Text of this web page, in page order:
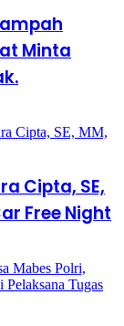
Minta
Cipta, SE,
Free Night